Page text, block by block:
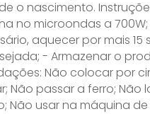
o nascimento.
no microondas a
aquecer por mais
- Armazenar o
Não colocar por
Não passar a ferro; Não
Não usar na máquina de